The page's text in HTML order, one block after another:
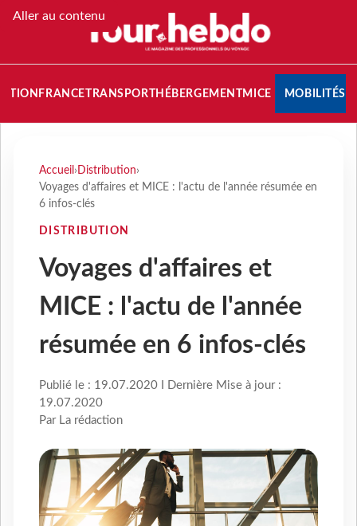
Aller au contenu
FRANCETRANSPORT HÉBERGEMENTMICE MOBILITÉS
Accueil › Distribution›
Voyages d'affaires et MICE : l'actu de l'année résumée en
6 infos-clés
DISTRIBUTION
Voyages d'affaires et
MICE : l'actu de l'année
résumée en 6 infos-clés
Publié le : 19.07.2020 I Dernière Mise à jour :
19.07.2020
Par La rédaction